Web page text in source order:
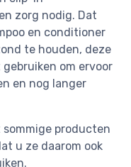
zorg nodig. Dat
en conditioner
te houden, deze
om ervoor
en nog langer
producten
u ze daarom ook